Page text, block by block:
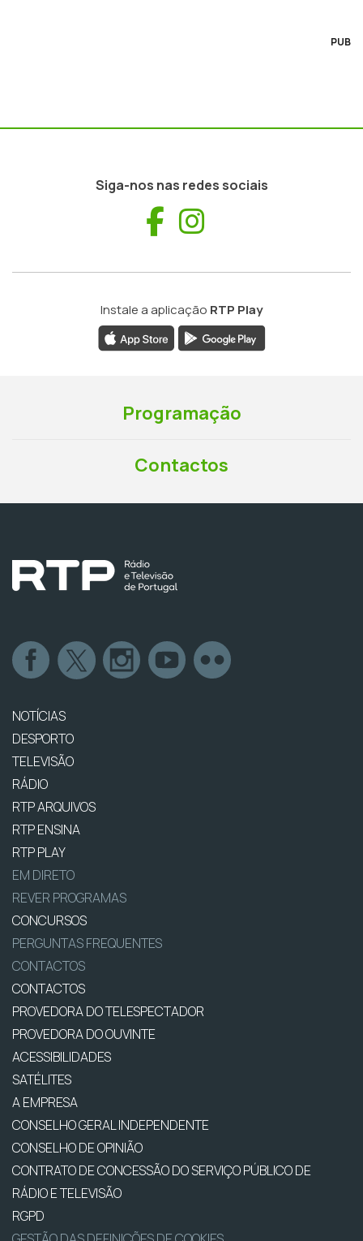
PUB
Siga-nos nas redes sociais
Facebook
Instale a aplicação RTP Play
Programação
Contactos
NOTÍCIAS
DESPORTO
TELEVISÃO
RÁDIO
RTP ARQUIVOS
RTP ENSINA
RTP PLAY
EM DIRETO
REVER PROGRAMAS
CONCURSOS
PERGUNTAS FREQUENTES
CONTACTOS
CONTACTOS
PROVEDORA DO TELESPECTADOR
PROVEDORA DO OUVINTE
ACESSIBILIDADES
SATÉLITES
A EMPRESA
CONSELHO GERAL INDEPENDENTE
CONSELHO DE OPINIÃO
CONTRATO DE CONCESSÃO DO SERVIÇO PÚBLICO DE
RÁDIO E TELEVISÃO
RGPD